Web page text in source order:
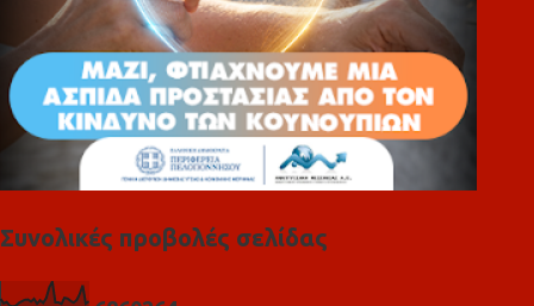
Συνολικές προβολές σελίδας